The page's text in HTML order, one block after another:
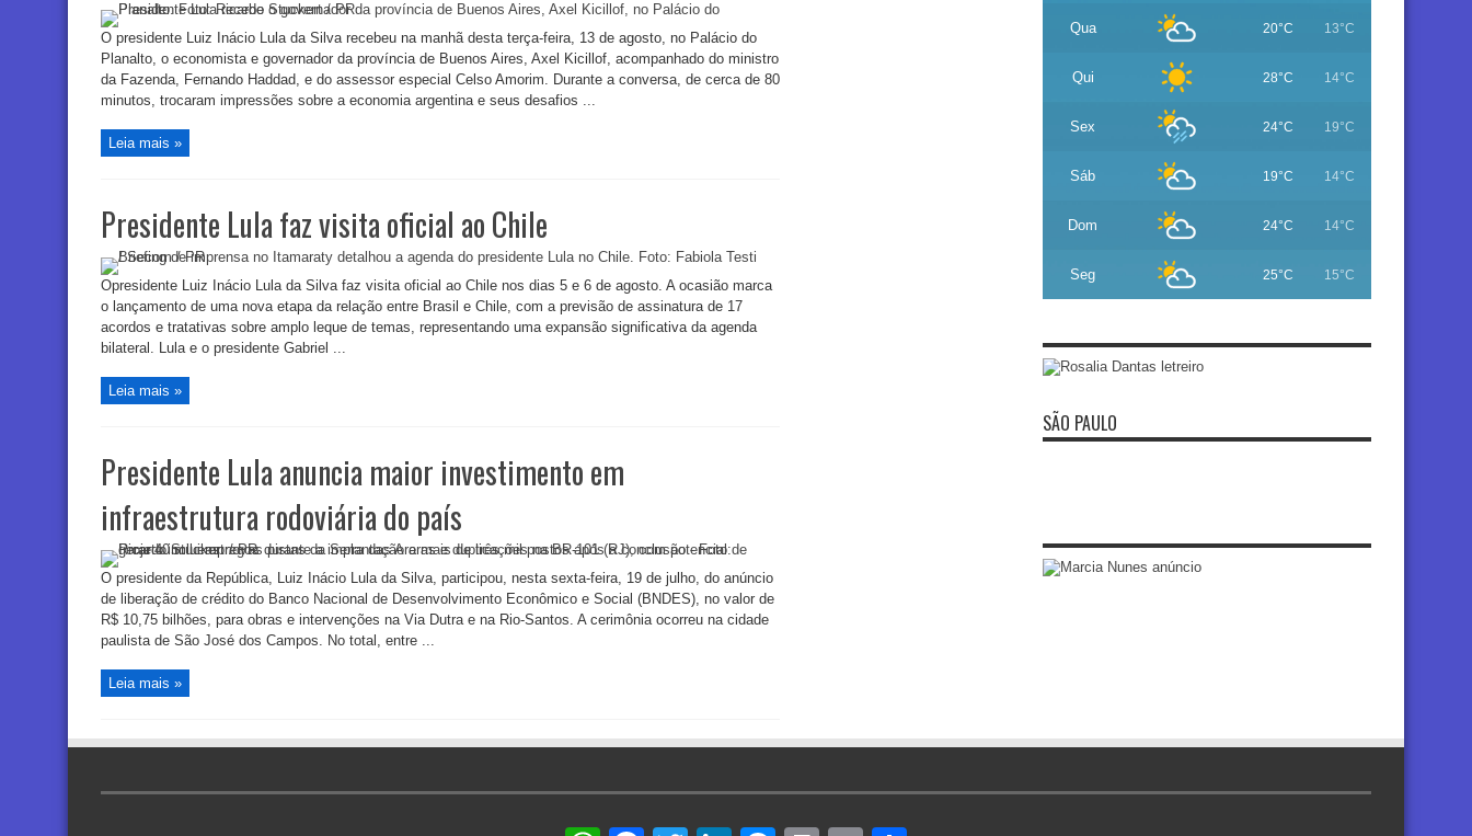
O presidente Luiz Inácio Lula da Silva recebeu na manhã desta terça-feira, 13 de agosto, no Palácio do
Planalto, o economista e governador da província de Buenos Aires, Axel Kicillof, acompanhado do ministro
da Fazenda, Fernando Haddad, e do assessor especial Celso Amorim. Durante a conversa, de cerca de 80
minutos, trocaram impressões sobre a economia argentina e seus desafios ...
Leia mais »
Presidente Lula faz visita oficial ao Chile
Opresidente Luiz Inácio Lula da Silva faz visita oficial ao Chile nos dias 5 e 6 de agosto. A ocasião marca
o lançamento de uma nova etapa da relação entre Brasil e Chile, com a previsão de assinatura de 17
acordos e tratativas sobre amplo leque de temas, representando uma expansão significativa da agenda
bilateral. Lula e o presidente Gabriel ...
Leia mais »
Presidente Lula anuncia maior investimento em
infraestrutura rodoviária do país
O presidente da República, Luiz Inácio Lula da Silva, participou, nesta sexta-feira, 19 de julho, do anúncio
de liberação de crédito do Banco Nacional de Desenvolvimento Econômico e Social (BNDES), no valor de
R$ 10,75 bilhões, para obras e intervenções na Via Dutra e na Rio-Santos. A cerimônia ocorreu na cidade
paulista de São José dos Campos. No total, entre ...
Leia mais »
Qua 20°C 13°C
Qui 28°C 14°C
Sex 24°C 19°C
Sáb 19°C 14°C
Dom 24°C 14°C
Seg 25°C 15°C
SÃO PAULO